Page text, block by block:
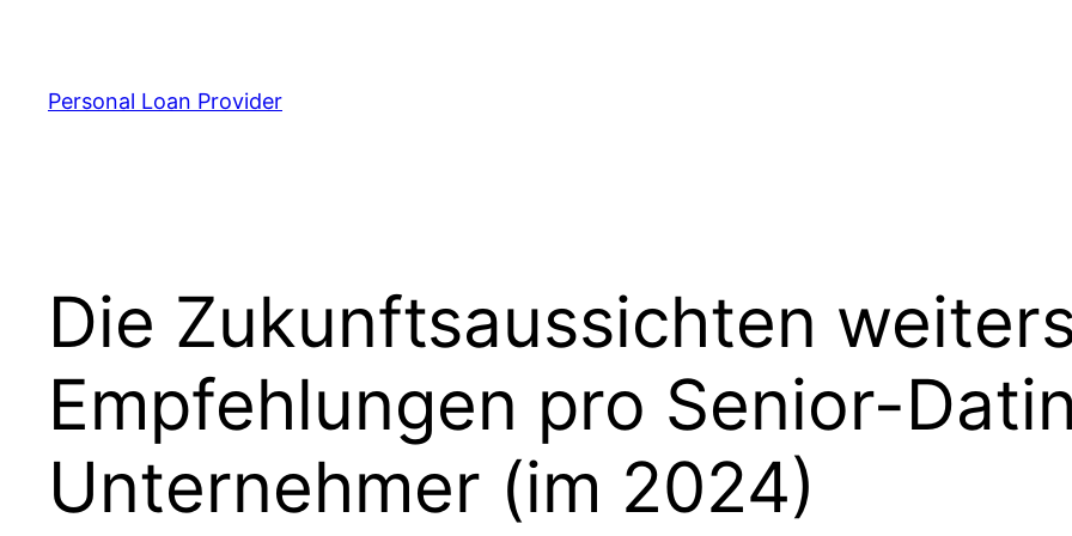
content
Personal Loan Provider
Die Zukunftsaussichten
Empfehlungen pro Senior-
Unternehmer (im 2024)